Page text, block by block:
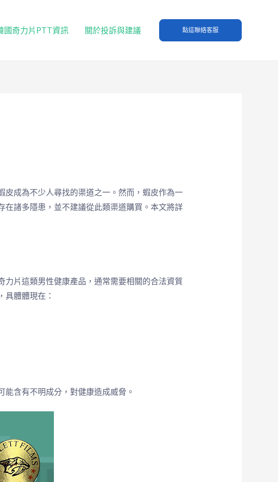
國奇力片PTT資訊 關於投訴與建議 點這聯絡客服
成為不少人尋找的渠道之一。然而，蝦皮作為一
諸多隱患，並不建議從此類渠道購買。本文將詳
片這類男性健康產品，通常需要相關的合法資質
，具體體現在：
含有不明成分，對健康造成威脅。